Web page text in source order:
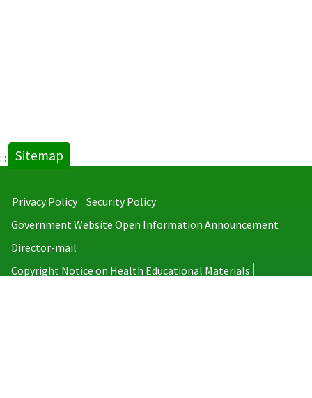
::: Sitemap
Privacy Policy
Security Policy
Government Website Open Information Announcement
Director-mail
Copyright Notice on Health Educational Materials